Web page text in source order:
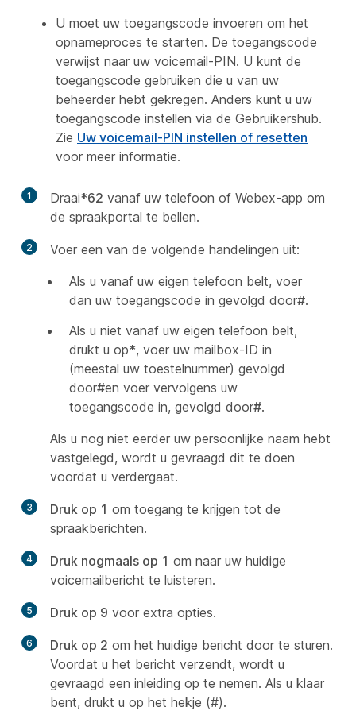
U moet uw toegangscode invoeren om het
opnameproces te starten. De toegangscode
verwijst naar uw voicemail-PIN. U kunt de
toegangscode gebruiken die u van uw
beheerder hebt gekregen. Anders kunt u uw
toegangscode instellen via de Gebruikershub.
Zie Uw voicemail-PIN instellen of resetten
voor meer informatie.
1 Draai*62 vanaf uw telefoon of Webex-app om
de spraakportal te bellen.
2
Voer een van de volgende handelingen uit:
Als u vanaf uw eigen telefoon belt, voer
dan uw toegangscode in gevolgd door#.
Als u niet vanaf uw eigen telefoon belt,
drukt u op*, voer uw mailbox-ID in
(meestal uw toestelnummer) gevolgd
door#en voer vervolgens uw
toegangscode in, gevolgd door#.
Als u nog niet eerder uw persoonlijke naam hebt
vastgelegd, wordt u gevraagd dit te doen
voordat u verdergaat.
3 Druk op 1 om toegang te krijgen tot de
spraakberichten.
4 Druk nogmaals op 1 om naar uw huidige
voicemailbericht te luisteren.
5 Druk op 9 voor extra opties.
6 Druk op 2 om het huidige bericht door te sturen.
Voordat u het bericht verzendt, wordt u
gevraagd een inleiding op te nemen. Als u klaar
bent, drukt u op het hekje (#).